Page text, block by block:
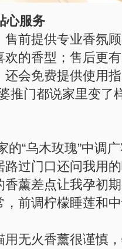
心服务
售前提供专业香氛
的香型；售后更
会免费提供使用
推门都说家里变了
的“乌木玫瑰”中调
路过门口还问我用
薰差点让我孕初
前调柠檬睡莲和
无火香薰很谨慎